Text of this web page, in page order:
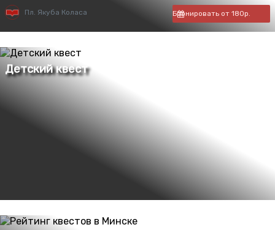
Пл. Якуба Коласа Бронировать от 180р.